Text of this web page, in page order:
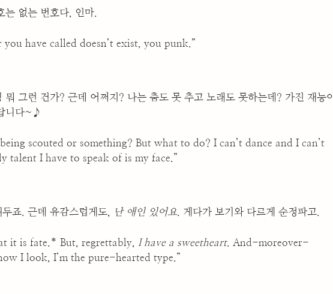
는 없는 번호다, 인마.
you have called doesn’t exist, you punk.”
뭐 그런 건가? 근데 어쩌지? 나는 춤도 못 추고 노래도 못하는데? 가진 재능이
니다~♪
scouted or something? But what to do? I can’t dance and I can’t
talent I have to speak of is my face.”
죠. 근데 유감스럽게도, 난 애인 있어요 . 게다가 보기와 다르게 순정파고.
it is fate.* But, regrettably, I have a sweetheart. And-moreover-
I look, I’m the pure-hearted type.”